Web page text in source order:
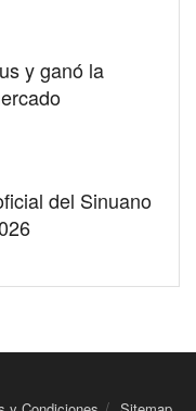
y ganó la
del Sinuano